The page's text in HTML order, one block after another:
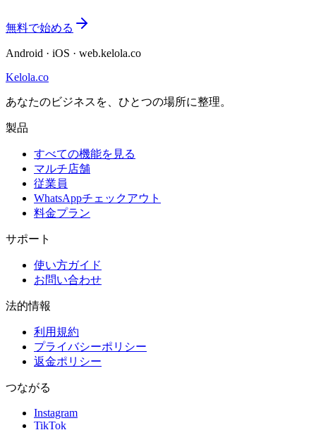
無料で始める
Android · iOS · web.kelola.co
Kelola.co
あなたのビジネスを、ひとつの場所に整理。
製品
すべての機能を見る
マルチ店舗
従業員
WhatsAppチェックアウト
料金プラン
サポート
使い方ガイド
お問い合わせ
法的情報
利用規約
プライバシーポリシー
返金ポリシー
つながる
Instagram
TikTok